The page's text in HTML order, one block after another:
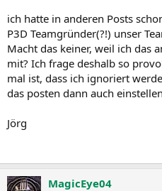
ich hatte in anderen Posts
P3D Teamgründer(?!) unser
Macht das keiner, weil ich das
mit? Ich frage deshalb so
mal ist, dass ich ignoriert
das posten dann auch
Jörg
MagicEye04